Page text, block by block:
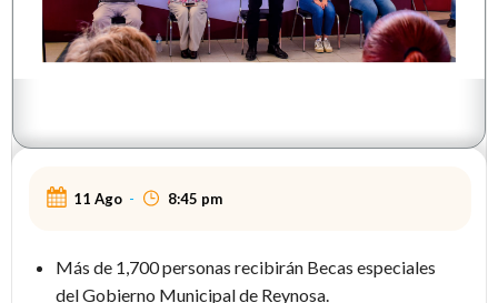
11 Ago - 8:45 pm
Más de 1,700 personas recibirán Becas especiales
del Gobierno Municipal de Reynosa.